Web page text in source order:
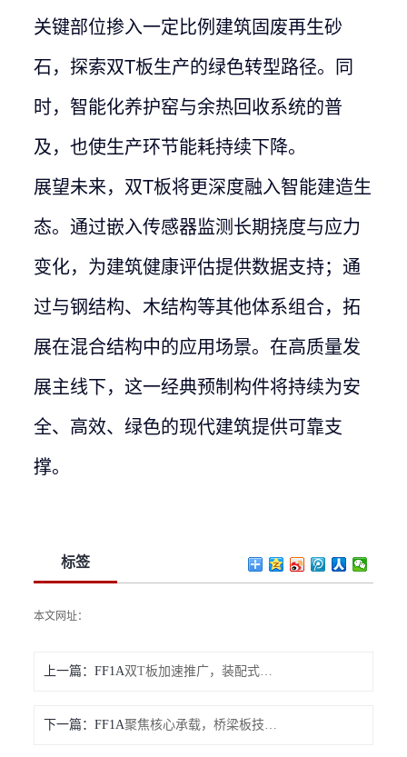
关键部位掺入一定比例建筑固废再生砂
石，探索双T板生产的绿色转型路径。同
时，智能化养护窑与余热回收系统的普
及，也使生产环节能耗持续下降。
展望未来，双T板将更深度融入智能建造生
态。通过嵌入传感器监测长期挠度与应力
变化，为建筑健康评估提供数据支持；通
过与钢结构、木结构等其他体系组合，拓
展在混合结构中的应用场景。在高质量发
展主线下，这一经典预制构件将持续为安
全、高效、绿色的现代建筑提供可靠支
撑。
标签
本文网址：
上一篇： 双T板加速推广，装配式建筑中的高效结构解决方案
下一篇： 聚焦核心承载，桥梁板技术革新推动基建安全升级